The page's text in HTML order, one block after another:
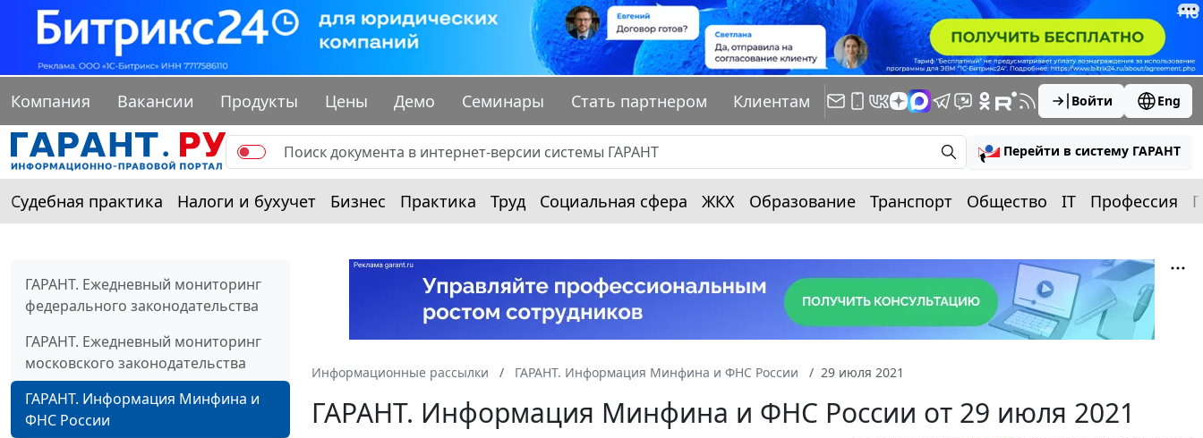
Компания Вакансии Продукты Цены Демо Семинары Стать партнером Клиентам Войти Eng
Перейти в систему ГАРАНТ
Судебная практика Налоги и бухучет Бизнес Практика Труд Социальная сфера ЖКХ Образование Транспорт Общество IT Профессия
ГАРАНТ. Ежедневный мониторинг
федерального законодательства
ГАРАНТ. Ежедневный мониторинг
московского законодательства
ГАРАНТ. Информация Минфина и
ФНС России
Информационные рассылки ГАРАНТ. Информация Минфина и ФНС России 29 июля 2021
ГАРАНТ. Информация Минфина и ФНС России от 29 июля 2021